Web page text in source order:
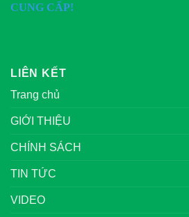
CUNG CẤP!
LIÊN KẾT
Trang chủ
GIỚI THIỆU
CHÍNH SÁCH
TIN TỨC
VIDEO